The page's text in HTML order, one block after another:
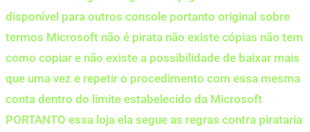
disponível para outros console portanto original sobre
termos Microsoft não é pirata não existe cópias não tem
como copiar e não existe a possibilidade de baixar mais
que uma vez e repetir o procedimento com essa mesma
conta dentro do limite estabelecido da Microsoft
PORTANTO essa loja ela segue as regras contra pirataria